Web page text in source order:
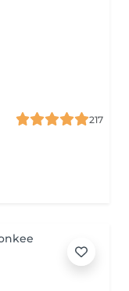
217